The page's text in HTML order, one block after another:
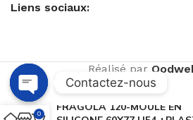
Liens sociaux:
Réalisé par
FRAGOLA 120-MOULE EN
0
Contactez-nous
Open